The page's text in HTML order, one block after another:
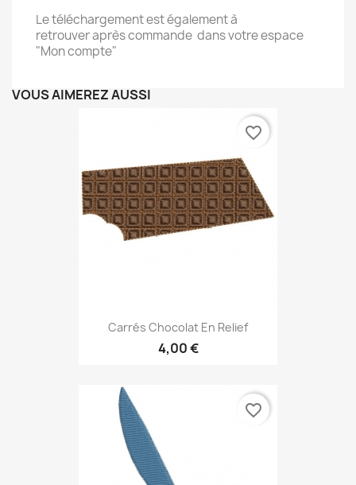
Le téléchargement est également à
retrouver après commande dans votre espace
"Mon compte"
VOUS AIMEREZ AUSSI
Carrés Chocolat En Relief
4,00 €
favorite_border
favorite_border